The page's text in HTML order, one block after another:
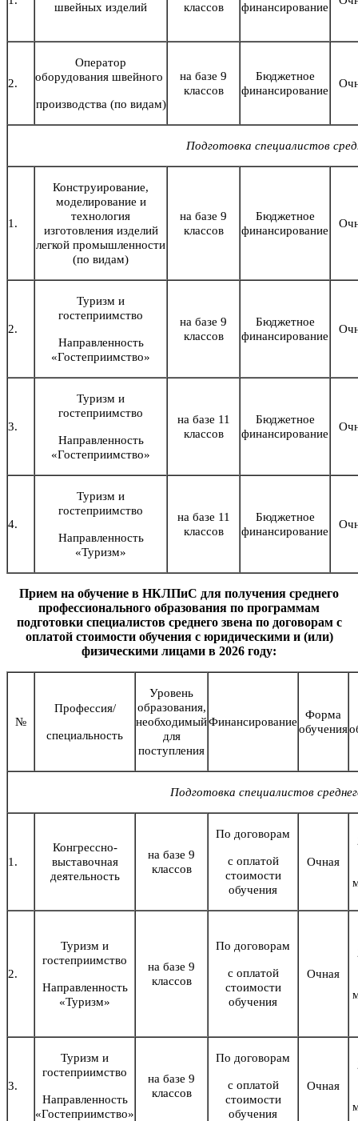
швейных изделий классов финансирование
2.
Оператор
оборудования швейного
производства (по видам)
на базе 9
классов
Бюджетное
финансирование
Подготовка специалистов
1.
Конструирование,
моделирование и
технология
изготовления изделий
легкой промышленности
(по видам)
на базе 9
классов
Бюджетное
финансирование
2.
Туризм и
гостеприимство
Направленность
«Гостеприимство»
на базе 9
классов
Бюджетное
финансирование
3.
Туризм и
гостеприимство
Направленность
«Гостеприимство»
на базе 11
классов
Бюджетное
финансирование
4.
Туризм и
гостеприимство
Направленность
«Туризм»
на базе 11
классов
Бюджетное
финансирование
Прием на обучение в НКЛПиС для получения среднего
профессионального образования по программам
подготовки специалистов среднего звена по договорам с
оплатой стоимости обучения с юридическими и (или)
физическими лицами в 2026 году:
№
Профессия/
специальность
Уровень
образования,
необходимый
для
поступления
Финансирование
Форма
обучения
Подготовка специалистов
1.
Конгрессно-
выставочная
деятельность
на базе 9
классов
По договорам
с оплатой
стоимости
обучения
Очная
2.
Туризм и
гостеприимство
Направленность
«Туризм»
на базе 9
классов
По договорам
с оплатой
стоимости
обучения
Очная
3.
Туризм и
гостеприимство
Направленность
«Гостеприимство»
на базе 9
классов
По договорам
с оплатой
стоимости
обучения
Очная